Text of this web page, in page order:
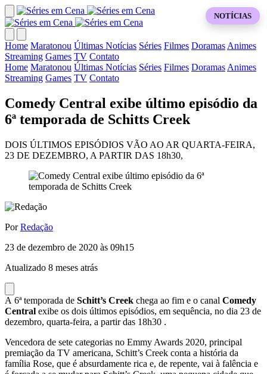
Home Maratonou Últimas Notícias Séries Filmes Doramas Animes
Streaming Games TV Contato
Home Maratonou Últimas Notícias Séries Filmes Doramas Animes
Streaming Games TV Contato
Comedy Central exibe último episódio da
6ª temporada de Schitts Creek
DOIS ÚLTIMOS EPISÓDIOS VÃO AO AR QUARTA-FEIRA,
23 DE DEZEMBRO, A PARTIR DAS 18h30,
NOTÍCIAS
PorRedação
23 de dezembro de 2020 às 09h15
Atualizado 8 meses atrás
A 6ª temporada de Schitt’s Creek chega ao fim e o canal Comedy
Central exibe os dois últimos episódios, em sequência, no dia 23 de
dezembro, quarta-feira, a partir das 18h30 .
Vencedora de sete categorias no Emmy Awards 2020, principal
premiação da TV americana, Schitt’s Creek conta a história da
família Rose, que é absurdamente rica e, de repente, vai à falência e